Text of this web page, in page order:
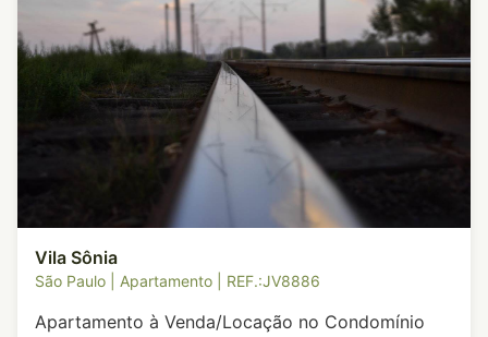
Vila Sônia
São Paulo | Apartamento | REF.:JV8886
Apartamento à Venda/Locação no Condomínio